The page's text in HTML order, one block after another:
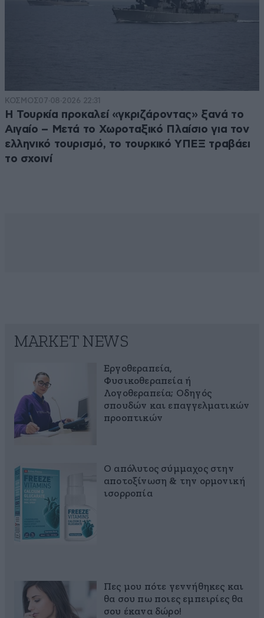
ΚΟΣΜΟΣ07·08·2026 22:31
Η Τουρκία προκαλεί «γκριζάροντας» ξανά το
Αιγαίο – Μετά το Χωροταξικό Πλαίσιο για τον
ελληνικό τουρισμό, το τουρκικό ΥΠΕΞ τραβάει
το σχοινί
MARKET NEWS
Εργοθεραπεία,
Φυσικοθεραπεία ή
Λογοθεραπεία; Οδηγός
σπουδών και επαγγελματικών
προοπτικών
Ο απόλυτος σύμμαχος στην
αποτοξίνωση & την ορμονική
ισορροπία
Πες μου πότε γεννήθηκες και
θα σου πω ποιες εμπειρίες θα
σου έκανα δώρο!